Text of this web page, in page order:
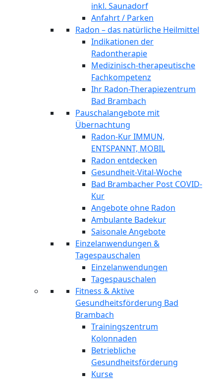
inkl. Saunadorf
Anfahrt / Parken
Radon – das natürliche Heilmittel
Indikationen der
Radontherapie
Medizinisch-therapeutische
Fachkompetenz
Ihr Radon-Therapiezentrum
Bad Brambach
Pauschalangebote mit
Übernachtung
Radon-Kur IMMUN,
ENTSPANNT, MOBIL
Radon entdecken
Gesundheit-Vital-Woche
Bad Brambacher Post COVID-
Kur
Angebote ohne Radon
Ambulante Badekur
Saisonale Angebote
Einzelanwendungen &
Tagespauschalen
Einzelanwendungen
Tagespauschalen
Fitness & Aktive
Gesundheitsförderung Bad
Brambach
Trainingszentrum
Kolonnaden
Betriebliche
Gesundheitsförderung
Kurse